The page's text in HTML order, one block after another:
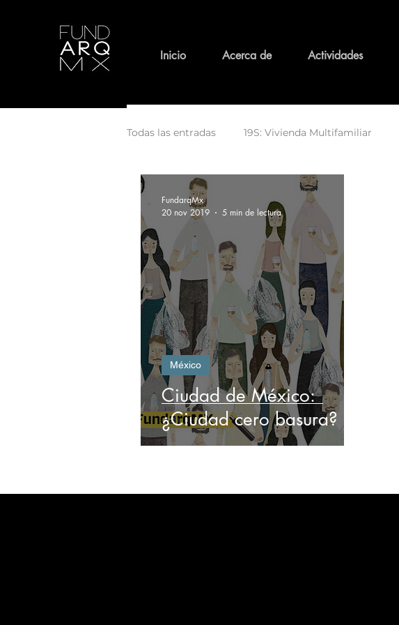
Inicio Acerca de Actividades
Todas las entradas 19S: Vivienda Multifamiliar
Medio Ambiente Patrimonio y conservación
Espiritualidad y Arquitectura Equidad
Ciudad de México:
¿Ciudad cero basura?
México
FundarqMx
20 nov 2019
5 min de lectura